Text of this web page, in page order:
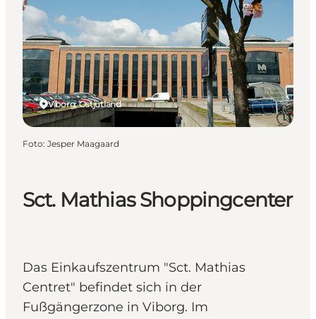
Städte und Regionen
Reiseplanung
Transport
Sct. Mathias Shoppingcenter
Das Einkaufszentrum "Sct. Mathias
Centret" befindet sich in der
Fußgängerzone in Viborg. Im
Viborg, Ostjütland
Foto: Jesper Maagaard